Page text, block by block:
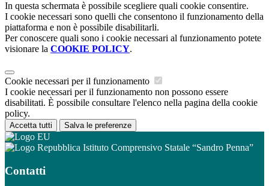
In questa schermata è possibile scegliere quali cookie consentire.
I cookie necessari sono quelli che consentono il funzionamento della
piattaforma e non è possibile disabilitarli.
Per conoscere quali sono i cookie necessari al funzionamento potete
visionare la COOKIE POLICY.
Cookie necessari per il funzionamento
I cookie necessari per il funzionamento non possono essere
disabilitati. È possibile consultare l'elenco nella pagina della cookie
policy.
Accetta tutti Salva le preferenze
Istituto Comprensivo Statale “Sandro Penna”
Contatti